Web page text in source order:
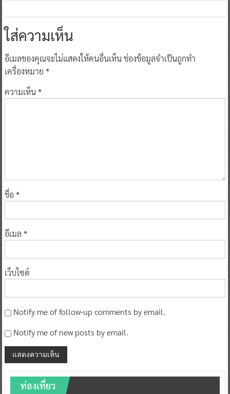
ใส่ความเห็น
อีเมลของคุณจะไม่แสดงให้คนอื่นเห็นช่องข้อมูลจำเป็นถูกทำ
เครื่องหมาย *
ความเห็น*
ชื่อ *
อีเมล *
เว็บไซต์
Notify me of follow-up comments by email.
Notify me of new posts by email.
ท่องเที่ยว